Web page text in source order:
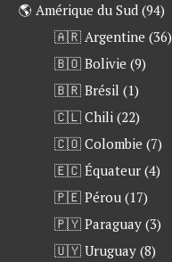
🌎 Amérique du Sud(94)
🇦🇷 Argentine (36)
🇧🇴 Bolivie (9)
🇧🇷 Brésil (1)
🇨🇱 Chili(22)
🇨🇴 Colombie (7)
🇪🇨 Équateur(4)
🇵🇪 Pérou(17)
🇵🇾 Paraguay(3)
🇺🇾 Uruguay(8)